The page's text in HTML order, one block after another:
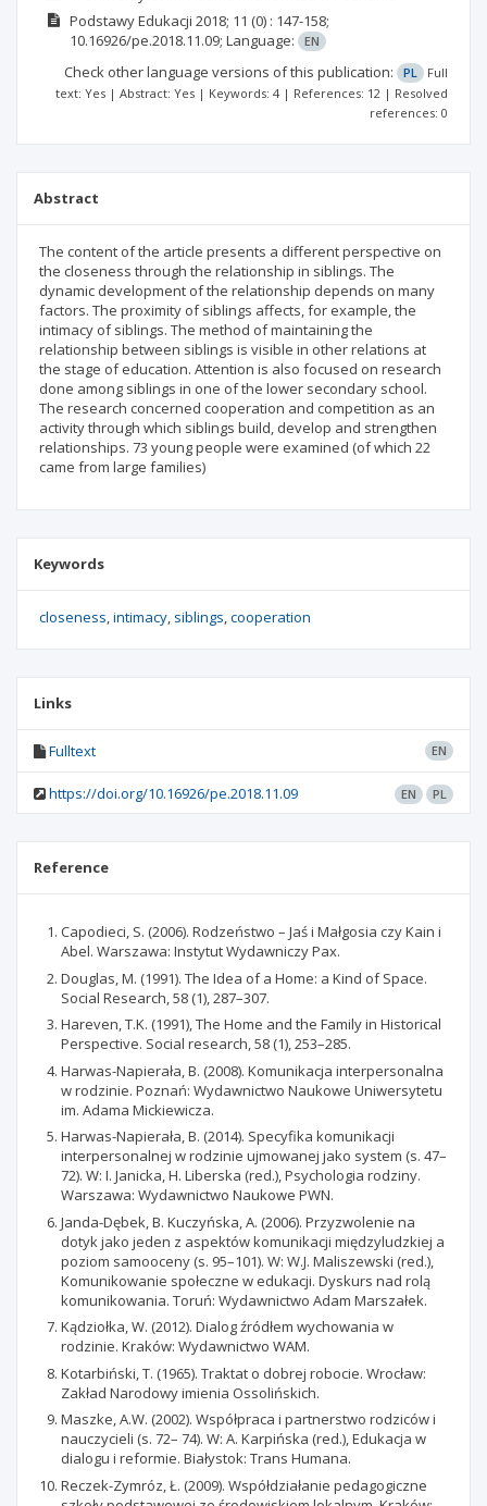
Podstawy Edukacji 2018; 11 (0) : 147-158;
10.16926/pe.2018.11.09; Language: EN
Check other language versions of this publication: PL
Full
text: Yes | Abstract: Yes | Keywords: 4 | References: 12 | Resolved
references: 0
Abstract
The content of the article presents a different perspective on
the closeness through the relationship in siblings. The
dynamic development of the relationship depends on many
factors. The proximity of siblings affects, for example, the
intimacy of siblings. The method of maintaining the
relationship between siblings is visible in other relations at
the stage of education. Attention is also focused on research
done among siblings in one of the lower secondary school.
The research concerned cooperation and competition as an
activity through which siblings build, develop and strengthen
relationships. 73 young people were examined (of which 22
came from large families)
Keywords
closeness intimacy siblings cooperation
Links
Fulltext EN
https://doi.org/10.16926/pe.2018.11.09 EN PL
Reference
Capodieci, S. (2006). Rodzeństwo – Jaś i Małgosia czy Kain i
Abel. Warszawa: Instytut Wydawniczy Pax.
Douglas, M. (1991). The Idea of a Home: a Kind of Space.
Social Research, 58 (1), 287–307.
Hareven, T.K. (1991), The Home and the Family in Historical
Perspective. Social research, 58 (1), 253–285.
Harwas-Napierała, B. (2008). Komunikacja interpersonalna
w rodzinie. Poznań: Wydawnictwo Naukowe Uniwersytetu
im. Adama Mickiewicza.
Harwas-Napierała, B. (2014). Specyfika komunikacji
interpersonalnej w rodzinie ujmowanej jako system (s. 47–
72). W: I. Janicka, H. Liberska (red.), Psychologia rodziny.
Warszawa: Wydawnictwo Naukowe PWN.
Janda-Dębek, B. Kuczyńska, A. (2006). Przyzwolenie na
dotyk jako jeden z aspektów komunikacji międzyludzkiej a
poziom samooceny (s. 95–101). W: W.J. Maliszewski (red.),
Komunikowanie społeczne w edukacji. Dyskurs nad rolą
komunikowania. Toruń: Wydawnictwo Adam Marszałek.
Kądziołka, W. (2012). Dialog źródłem wychowania w
rodzinie. Kraków: Wydawnictwo WAM.
Kotarbiński, T. (1965). Traktat o dobrej robocie. Wrocław:
Zakład Narodowy imienia Ossolińskich.
Maszke, A.W. (2002). Współpraca i partnerstwo rodziców i
nauczycieli (s. 72– 74). W: A. Karpińska (red.), Edukacja w
dialogu i reformie. Białystok: Trans Humana.
Reczek-Zymróz, Ł. (2009). Współdziałanie pedagogiczne